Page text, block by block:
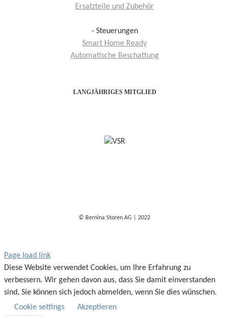
Ersatzteile und Zubehör
- Steuerungen
Smart Home Ready
Automatische Beschattung
LANGJÄHRIGES MITGLIED
© Bernina Storen AG | 2022
Page load link
Diese Website verwendet Cookies, um Ihre Erfahrung zu
verbessern. Wir gehen davon aus, dass Sie damit einverstanden
sind, Sie können sich jedoch abmelden, wenn Sie dies wünschen.
Cookie settings
Akzeptieren